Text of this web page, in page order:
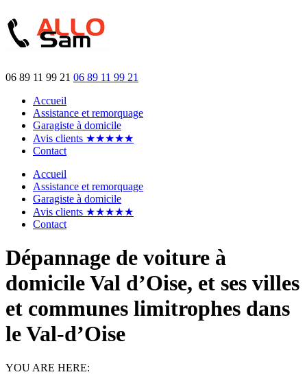
06 89 11 99 21 06 89 11 99 21
Accueil
Assistance et remorquage
Garagiste à domicile
Avis clients ★★★★★
Contact
Accueil
Assistance et remorquage
Garagiste à domicile
Avis clients ★★★★★
Contact
Dépannage de voiture à
domicile Val d’Oise, et ses villes
et communes limitrophes dans
le Val-d’Oise
YOU ARE HERE: